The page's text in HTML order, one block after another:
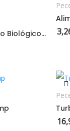
Dajana Biofiltr – Concentrado Biológico Acuarios
desde 12,95€ hasta